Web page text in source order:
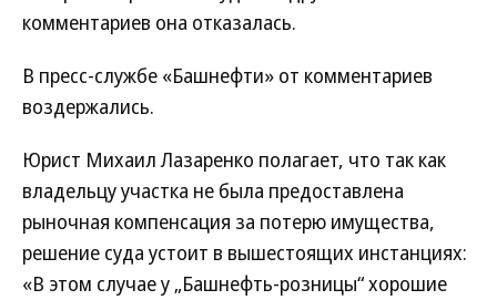
комментариев она отказалась.
В пресс-службе «Башнефти» от комментариев
воздержались.
Юрист Михаил Лазаренко полагает, что так как
владельцу участка не была предоставлена
рыночная компенсация за потерю имущества,
решение суда устоит в вышестоящих инстанциях:
«В этом случае у „Башнефть-розницы“ хорошие